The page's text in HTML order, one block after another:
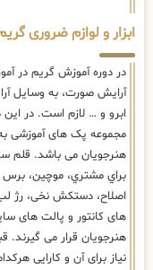
ابزار و لوازم ضروری
در دوره آموزش گریم در
آرایش صورت، به وسایل
ابرو و … لازم است. در
مجموعه پک های آموزشی
هنرجویان می باشد. قلم
براي مشتري، موچین، برس
اصلاح، دستکش نخی، رژ
های کانتور و پالت های
هنرجویان قرار می گیرند.
نیاز برای آن و کارایی